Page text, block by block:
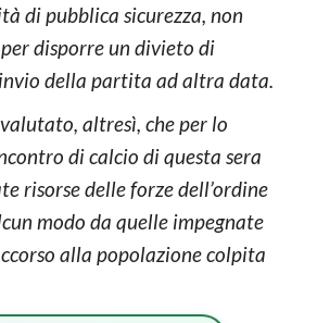
di pubblica sicurezza, non
disporre un divieto di
della partita ad altra data.
altresì, che per lo
di calcio di questa sera
risorse delle forze dell’ordine
modo da quelle impegnate
alla popolazione colpita